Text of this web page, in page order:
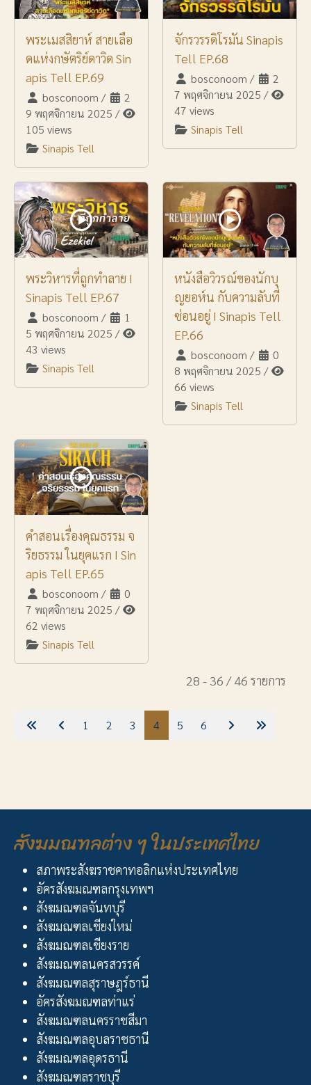
พระเมสสิยาห์ สายเลือ
ดแห่งกษัตริย์ดาวิด Sin
apis Tell EP.69
bosconoom /
2
9 พฤศจิกายน 2025 /
105 views
Sinapis Tell
จักรวรรดิโรมัน Sinapis
Tell EP.68
bosconoom /
2
7 พฤศจิกายน 2025 /
47 views
Sinapis Tell
พระวิหารที่ถูกทำลาย I
Sinapis Tell EP.67
bosconoom /
1
5 พฤศจิกายน 2025 /
43 views
Sinapis Tell
หนังสือวิวรณ์ของนักบุ
ญยอห์น กับความลับที่
ซ่อนอยู่ I Sinapis Tell
EP.66
bosconoom /
0
8 พฤศจิกายน 2025 /
66 views
Sinapis Tell
คำสอนเรื่องคุณธรรม จ
ริยธรรม ในยุคแรก I Sin
apis Tell EP.65
bosconoom /
0
7 พฤศจิกายน 2025 /
62 views
Sinapis Tell
28 - 36 / 46 รายการ
1 2 3 4 5 6
สังฆมณฑลต่าง ๆ ในประเทศไทย
สภาพระสังฆราชคาทอลิกแห่งประเทศไทย
อัครสังฆมณฑลกรุงเทพฯ
สังฆมณฑลจันทบุรี
สังฆมณฑลเชียงใหม่
สังฆมณฑลเชียงราย
สังฆมณฑลนครสวรรค์
สังฆมณฑลสุราษฎร์ธานี
อัครสังฆมณฑลท่าแร่
สังฆมณฑลนครราชสีมา
สังฆมณฑลอุบลราชธานี
สังฆมณฑลอุดรธานี
สังฆมณฑลราชบุรี